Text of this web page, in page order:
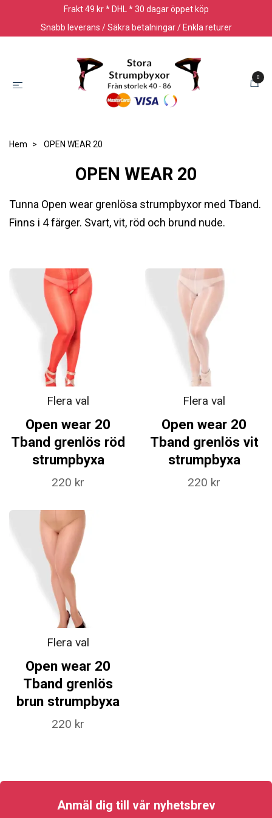
Frakt 49 kr * DHL * 30 dagar öppet köp
Snabb leverans / Säkra betalningar / Enkla returer
0
Hem OPEN WEAR 20
OPEN WEAR 20
Tunna Open wear grenlösa strumpbyxor med Tband.
Finns i 4 färger. Svart, vit, röd och brund nude.
Flera val
Open wear 20
Tband grenlös röd
strumpbyxa
220 kr
Flera val
Open wear 20
Tband grenlös vit
strumpbyxa
220 kr
Flera val
Open wear 20
Tband grenlös
brun strumpbyxa
220 kr
Anmäl dig till vår nyhetsbrev